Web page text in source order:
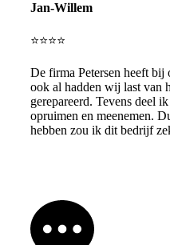
Jan-Willem
⭐⭐⭐⭐
De firma Petersen heeft bij
ook al hadden wij last van
gerepareerd. Tevens deel
opruimen en meenemen.
hebben zou ik dit bedrijf